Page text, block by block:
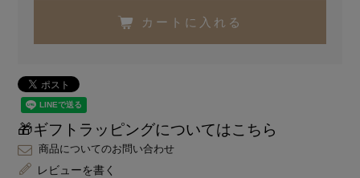
カートに入れる
🎁ギフトラッピングについてはこちら
商品についてのお問い合わせ
レビューを書く